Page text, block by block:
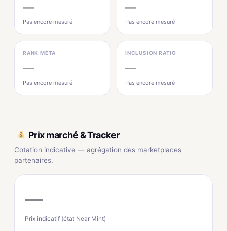
—
Pas encore mesuré
—
Pas encore mesuré
RANK MÉTA
—
Pas encore mesuré
INCLUSION RATIO
—
Pas encore mesuré
Prix marché & Tracker
Cotation indicative — agrégation des marketplaces
partenaires.
—
Prix indicatif (état Near Mint)